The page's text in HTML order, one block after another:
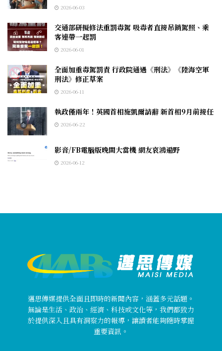
2026-06-03
交通部研擬修法重罰毒駕 吸毒者直接吊銷駕照、乘
客連帶一起罰
2026-06-01
全面加重毒駕罰責 行政院通過《刑法》《陸海空軍
刑法》修正草案
2026-06-11
執政僅兩年！英國首相施凱爾請辭 新首相9月前接任
2026-06-22
影音/FB電腦版晚間大當機 網友哀鴻遍野
2026-06-12
邁思傳媒提供全面且即時的新聞內容，涵蓋多元話題。
無論是生活、政治、經濟、科技或文化等，我們都致力
於提供深入且具有洞察力的報導，讓讀者能夠隨時掌握
重要資訊。